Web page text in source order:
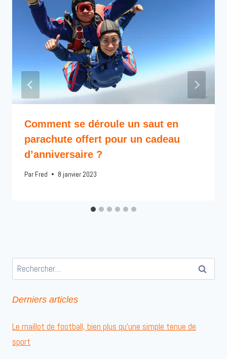
Comment se déroule un saut en
parachute offert pour un cadeau
d’anniversaire ?
Par Fred 8 janvier 2023
Rechercher :
Derniers articles
Le maillot de football, bien plus qu’une simple tenue de
sport